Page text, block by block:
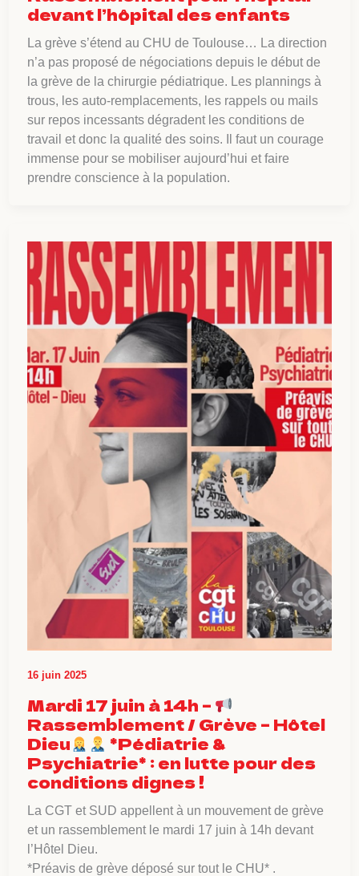
devant l’hôpital des enfants
La grève s’étend au CHU de Toulouse… La direction
n’a pas proposé de négociations depuis le début de
la grève de la chirurgie pédiatrique. Les plannings à
trous, les auto-remplacements, les rappels ou mails
sur repos incessants dégradent les conditions de
travail et donc la qualité des soins. Il faut un courage
immense pour se mobiliser aujourd’hui et faire
prendre conscience à la population.
16 juin 2025
Mardi 17 juin à 14h –
Rassemblement / Grève – Hôtel
Dieu
*Pédiatrie &
Psychiatrie* : en lutte pour des
conditions dignes !
La CGT et SUD appellent à un mouvement de grève
et un rassemblement le mardi 17 juin à 14h devant
l’Hôtel Dieu.
*Préavis de grève déposé sur tout le CHU* .